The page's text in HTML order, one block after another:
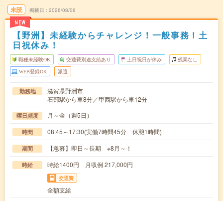
未読
NEW
掲載日 2026/08/06
【野洲】未経験からチャレンジ！一般事務！土
日祝休み！
職種未経験OK 交通費別途支給あり 土日祝日が休み 残業なし
WEB登録OK 派遣
勤務地
滋賀県野洲市
石部駅から車8分／甲西駅から車12分
曜日頻度 月～金（週5日）
時間 08:45～17:30(実働7時間45分 休憩1時間)
期間 【急募】即日～長期 ※8月～！
時給 時給1400円 月収例 217,000円
交通費
全額支給